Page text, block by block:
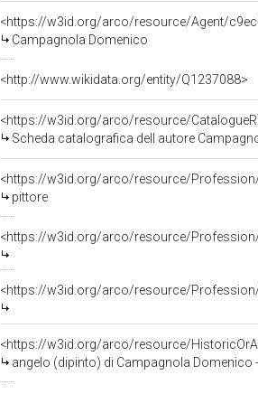
<https://w3id.org/arco/resource/Agent/
Campagnola Domenico
<http://www.wikidata.org/entity/Q1237088>
<https://w3id.org/arco/resource/
Scheda catalografica dell autore
<https://w3id.org/arco/resource/
pittore
<https://w3id.org/arco/resource/
<https://w3id.org/arco/resource/
<https://w3id.org/arco/resource/
angelo (dipinto) di Campagnola Domenico